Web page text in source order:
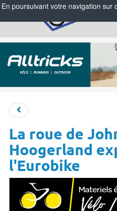
La roue de
Hoogerland
l'Eurobike
En poursuivant votre navigation sur